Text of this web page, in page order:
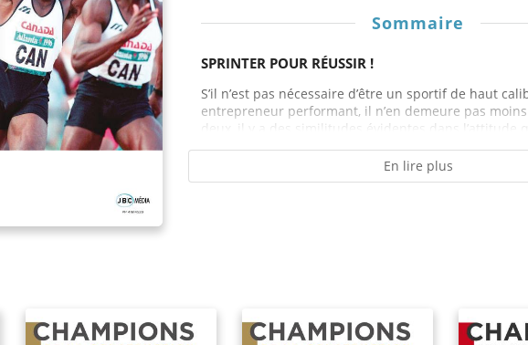
Sommaire
SPRINTER POUR RÉUSSIR !
S’il n’est pas nécessaire d’être un sportif de haut
entrepreneur performant, il n’en demeure pas moins
deux, il y a des similitudes évidentes dans l’attitude
En lire plus